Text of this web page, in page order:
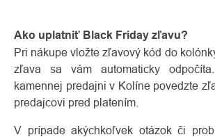
Ako uplatniť Black Friday zľavu?
Pri nákupe vložte zľavový kód do
zľava sa vám automaticky
kamennej predajni v Kolíne povedzte
predajcovi pred platením.
V prípade akýchkoľvek otázok či